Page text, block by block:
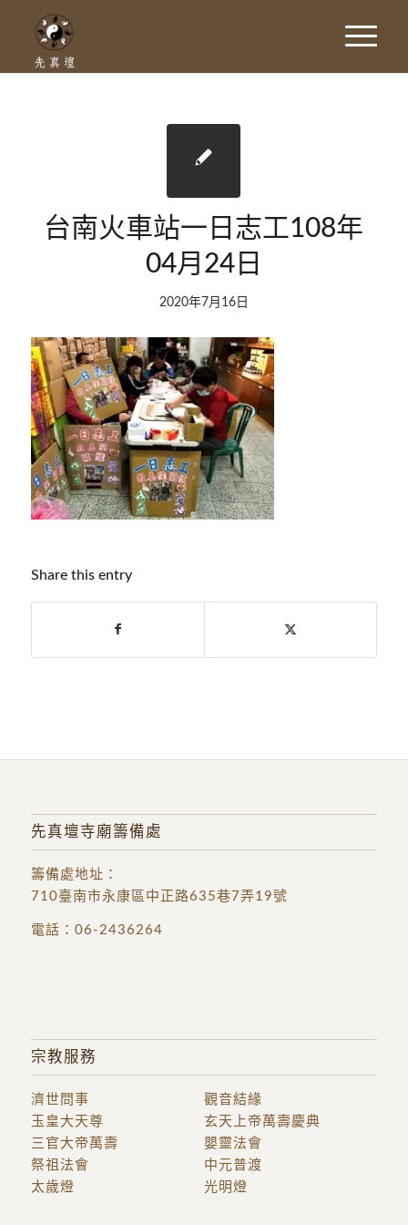
台南火車站一日志工108年
04月24日
2020年7月16日
Share this entry
先真壇寺廟籌備處
籌備處地址 ：
710臺南市永康區中正路635巷7弄19號
電話： 06-2436264
宗教服務
濟世問事
觀音結緣
玉皇大天尊
三官大帝萬壽
玄天上帝萬壽慶典
嬰靈法會
祭祖法會
中元普渡
太歲燈
光明燈